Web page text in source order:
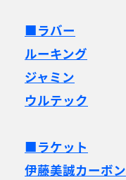
■ラバー
ルーキング
ジャミン
ウルテック
■ラケット
伊藤美誠カーボン